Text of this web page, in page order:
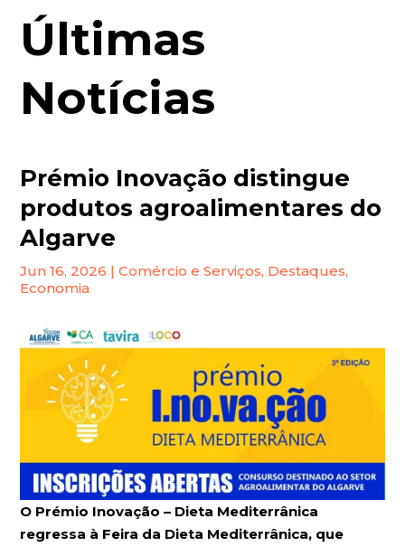
Últimas
Notícias
Prémio Inovação distingue
produtos agroalimentares do
Algarve
Jun 16, 2026 |Comércio e Serviços, Destaques,
Economia
O Prémio Inovação – Dieta Mediterrânica
regressa à Feira da Dieta Mediterrânica, que